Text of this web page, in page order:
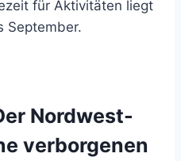
für Aktivitäten liegt
September.
Nordwest-
verborgenen